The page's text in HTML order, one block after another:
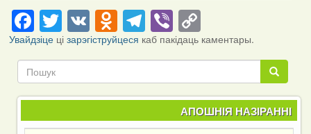
Facebook
Twitter
VKOdnoklassniki
Telegram
ViberCopy
Link
Увайдзіцеці зарэгіструйцеся каб пакідаць каментары.
Пошук
Пошук
АПОШНІЯ НАЗІРАННІ